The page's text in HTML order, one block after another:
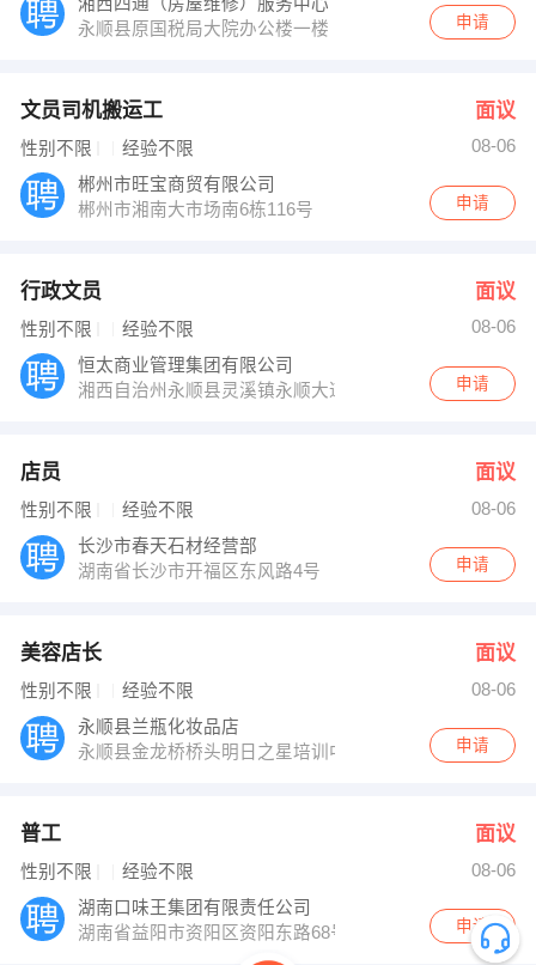
永顺县原国税局大院办公楼一楼
申请
文员司机搬运工 面议
性别不限 经验不限
08-06
郴州市旺宝商贸有限公司
郴州市湘南大市场南6栋116号
申请
行政文员 面议
性别不限 经验不限
08-06
恒太商业管理集团有限公司
湘西自治州永顺县灵溪镇永顺大道福石头城
申请
店员 面议
性别不限 经验不限
08-06
长沙市春天石材经营部
湖南省长沙市开福区东风路4号
申请
美容店长 面议
性别不限 经验不限
08-06
永顺县兰瓶化妆品店
永顺县金龙桥桥头明日之星培训中心楼下
申请
普工 面议
性别不限 经验不限
08-06
湖南口味王集团有限责任公司
湖南省益阳市资阳区资阳东路68号长春工业园
申请